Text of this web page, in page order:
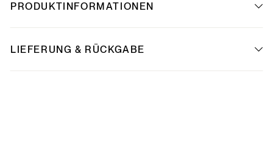
PRODUKTINFORMATIONEN
LIEFERUNG & RÜCKGABE